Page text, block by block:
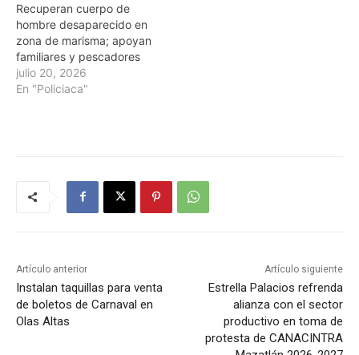
Recuperan cuerpo de
hombre desaparecido en
zona de marisma; apoyan
familiares y pescadores
julio 20, 2026
En "Policiaca"
Artículo anterior
Instalan taquillas para venta
de boletos de Carnaval en
Olas Altas
Artículo siguiente
Estrella Palacios refrenda
alianza con el sector
productivo en toma de
protesta de CANACINTRA